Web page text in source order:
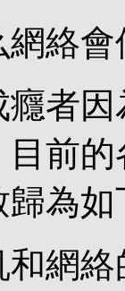
會
因
前的
為
絡